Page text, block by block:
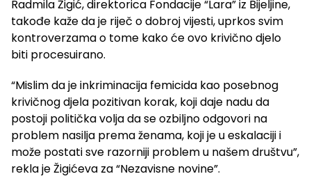
Radmila Žigić, direktorica Fondacije “Lara” iz Bijeljine,
takođe kaže da je riječ o dobroj vijesti, uprkos svim
kontroverzama o tome kako će ovo krivično djelo
biti procesuirano.
“Mislim da je inkriminacija femicida kao posebnog
krivičnog djela pozitivan korak, koji daje nadu da
postoji politička volja da se ozbiljno odgovori na
problem nasilja prema ženama, koji je u eskalaciji i
može postati sve razorniji problem u našem društvu”,
rekla je Žigićeva za “Nezavisne novine”.